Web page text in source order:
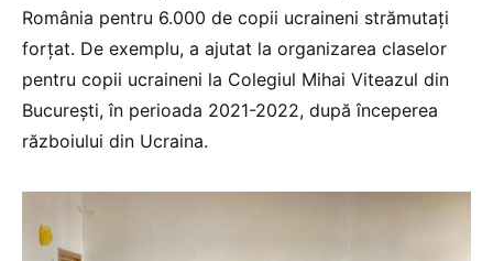
România pentru 6.000 de copii ucraineni strămutați
forțat. De exemplu, a ajutat la organizarea claselor
pentru copii ucraineni la Colegiul Mihai Viteazul din
București, în perioada 2021-2022, după începerea
războiului din Ucraina.